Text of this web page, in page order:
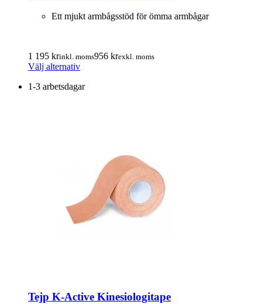
alternativen
produktsidan
Ett mjukt armbågsstöd för ömma armbågar
1 195 krinkl. moms956 krexkl. moms
Välj alternativDen
produkten
väljas
produktsidan
1-3 arbetsdagar
Tejp K-Active Kinesiologitape